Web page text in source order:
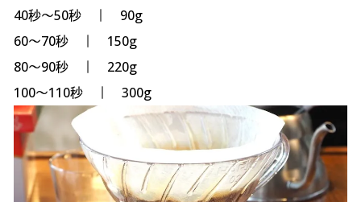
40秒〜50秒 ｜ 90g
60〜70秒 ｜ 150g
80〜90秒 ｜ 220g
100〜110秒 ｜ 300g